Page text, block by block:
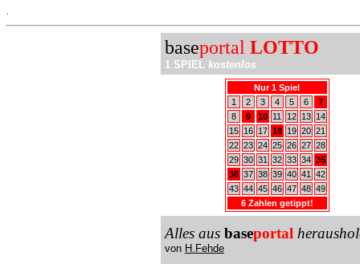
baseportal LOTTO
1 SPIEL kostenlos
Nur 1 Spiel
1
2 3 4 5 6
7
8
9 10 11 12 13
14
15
16 17 18 19 20 21
22 23 24 25 26 27 28
29 30 31 32 33 34 35
36 37 38 39 40 41
42
43 44 45 46 47 48 49
6 Zahlen getippt!
Alles aus baseportal
von H.Fehde